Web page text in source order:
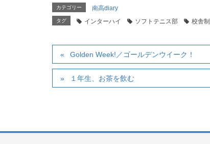
カテゴリー 南高diary
タグ インターハイ ソフトテニス部 校舎制
Golden Week!／ゴールデンウイーク！
１年生、お茶を飲む